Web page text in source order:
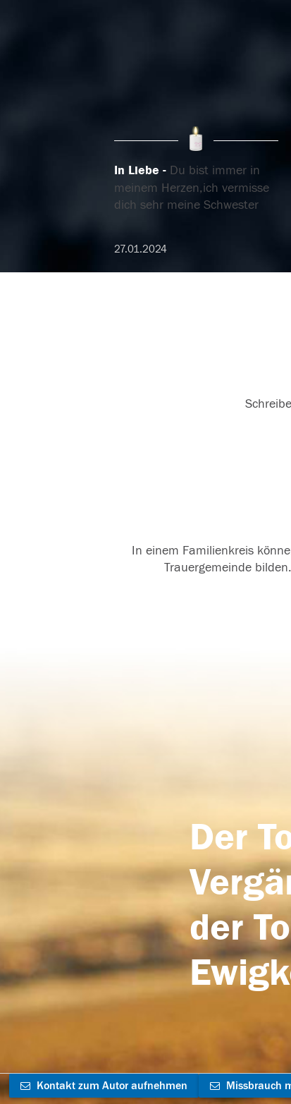
In Liebe
Du bist immer in
meinem Herzen,ich vermisse
dich sehr meine Schwester
27.01.2024
In einem Familienkreis
Trauergemeinde
Der
der
Kontakt zum Autor aufnehmen Missbrauch